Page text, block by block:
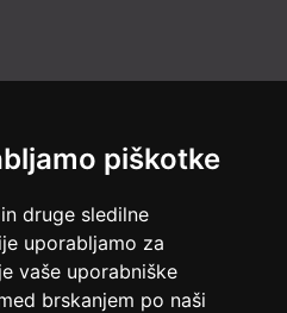
piškotke
druge sledilne
uporabljamo za
vaše uporabniške
brskanjem po naši